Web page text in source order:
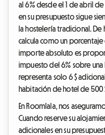
al 6% desde el 1 de abril
en su presupuesto sigue
la hostelería tradicional.
calcula como un
importe absoluto es
impuesto del 6% sobre una
representa solo 6 $
habitación de hotel de 500
En Roomlala, nos
Cuando reserve su
adicionales en su